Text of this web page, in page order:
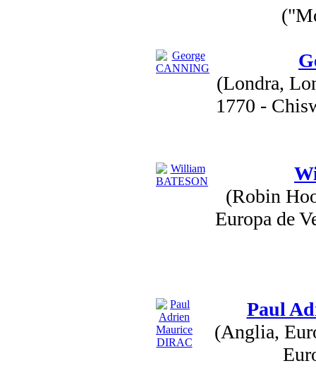
(Londra,
1770 -
(Robin
Europa de
Paul
(Anglia,